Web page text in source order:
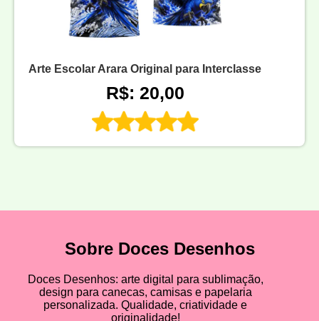
Arte Escolar Arara Original para Interclasse
R$: 20,00
Sobre Doces Desenhos
Doces Desenhos: arte digital para sublimação,
design para canecas, camisas e papelaria
personalizada. Qualidade, criatividade e
originalidade!